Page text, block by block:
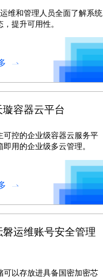
维和管理人员全面了解系统
，提升可用性。
璇容器云平台
可控的企业级容器云服务平
即用的企业级多云管理。
磐运维账号安全管理
可以存放进具备国密加密芯